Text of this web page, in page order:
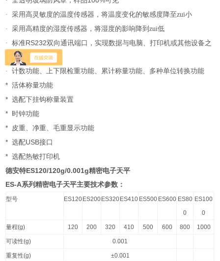
·
采用高灵敏度的温度传感器，将温度变化的敏感度降至zui小
·
采用高精度的湿度传感器，将湿度的影响降到zui低
·
标准RS232双向通讯端口，实现数据与电脑、打印机或其他设备之
间的通讯
·
计数功能、上下限检重功能、累计称量功能、多种单位转换功能
*活体称量功能
*选配下挂钩称量装置
* 时钟功能
* 皮重、净重、毛重显示功能
*选配USB接口
*选配热敏打印机
德安特ES120/120g/0.001g精密电子天平
ES-A系列精密电子天平主要技术参数：
型号 ES120 ES200 ES320 ES410 ES500 ES600 ES80
0
ES100
0
量程(g) 120 200 320 410 500 600 800 1000
可读性(g) 0.001
重复性(g) ±0.001